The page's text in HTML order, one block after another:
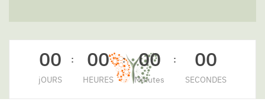
00
jOURS
: 00
HEURES
: 00
Minutes
: 00
SECONDES